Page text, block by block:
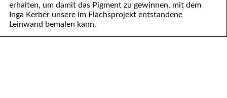
erhalten, um damit das Pigment zu gewinnen, mit dem
Inga Kerber unsere im Flachsprojekt entstandene
Leinwand bemalen kann.